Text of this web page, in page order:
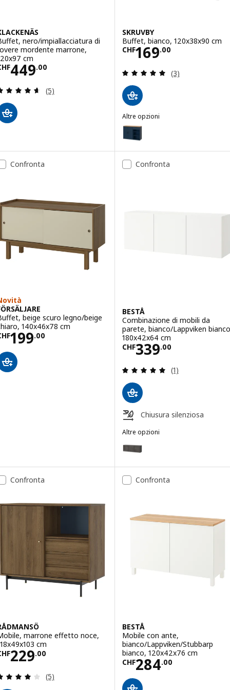
nero/impiallacciatura di
mordente marrone,
cm
449.00CHF 449.00
Recensione: 4.6 fuori da 5 stelle. Totale
(5)
SKRUVBY
Buffet, bianco, 120x38x90 cm
CHF169.00
Prezzo CHF
Recensione: 5
(3)
Altre opzioni
SKRUVBY
Opzione: SKRUVBY, Buffet,
Confronta
beige scuro legno/beige
140x46x78 cm
199.00CHF 199.00
Confronta
BESTÅ
Combinazione di mobili da
parete, bianco/Lappviken
180x42x64 cm
CHF339.00
Prezzo CHF
Recensione: 5
(1)
Chiusura silenziosa
Altre opzioni
Opzione: BESTÅ,
Opzione: BESTÅ,
Opzione: BESTÅ,
Confronta
marrone effetto noce,
cm
229.00CHF 229.00
Recensione: 4 fuori da 5 stelle. Totale recensioni:
(5)
Confronta
BESTÅ
Mobile con ante,
bianco/Lappviken/Stubbarp
bianco, 120x42x76 cm
CHF284.00
Prezzo CHF